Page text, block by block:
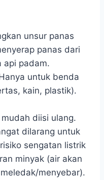
unsur panas
panas dari
api padam.
untuk benda
kain, plastik).
diisi ulang.
dilarang untuk
sengatan listrik
minyak (air akan
menyebar).